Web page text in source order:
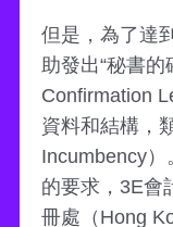
但是，為了達
助發出“秘書的
Confirmation
資料和結構，
Incumbency
的要求，3E會
冊處（Hong